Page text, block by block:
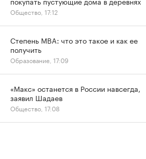
Общество, 17:12
Степень MBA: что это такое и как ее
получить
Образование, 17:09
«Макс» останется в России навсегда,
заявил Шадаев
Общество, 17:08